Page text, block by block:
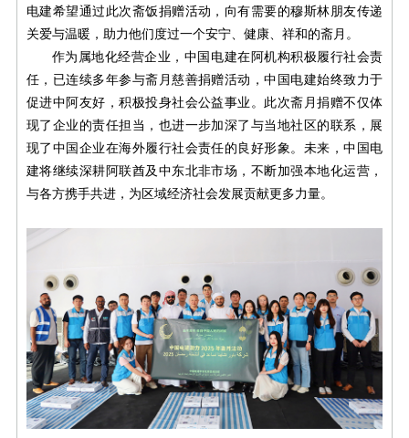
电建希望通过此次斋饭捐赠活动，向有需要的穆斯林朋友传递
关爱与温暖，助力他们度过一个安宁、健康、祥和的斋月。
作为属地化经营企业，中国电建在阿机构积极履行社会责
任，已连续多年参与斋月慈善捐赠活动，中国电建始终致力于
促进中阿友好，积极投身社会公益事业。此次斋月捐赠不仅体
现了企业的责任担当，也进一步加深了与当地社区的联系，展
现了中国企业在海外履行社会责任的良好形象。未来，中国电
建将继续深耕阿联酋及中东北非市场，不断加强本地化运营，
与各方携手共进，为区域经济社会发展贡献更多力量。